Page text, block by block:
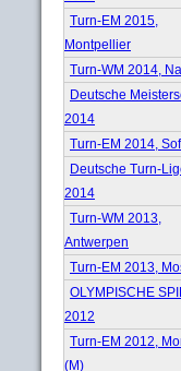
Turn-EM 2015,
Montpellier
Turn-WM 2014,
Deutsche
2014
Turn-EM 2014,
Deutsche Turn-
2014
Turn-WM 2013,
Antwerpen
Turn-EM 2013,
OLYMPISCHE
2012
Turn-EM 2012,
(M)